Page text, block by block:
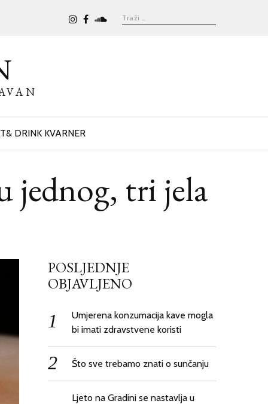
DRINK KVARNER
jednog, tri jela
POSLJEDNJE
OBJAVLJENO
Umjerena konzumacija kave mogla
bi imati zdravstvene koristi
Što sve trebamo znati o sunčanju
Ljeto na Gradini se nastavlja u